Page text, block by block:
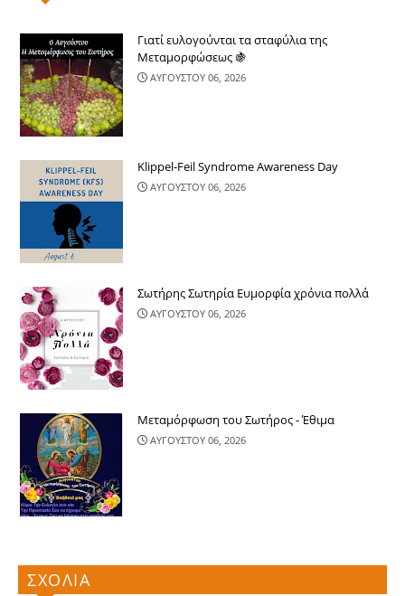
Γιατί ευλογούνται τα σταφύλια της
Μεταμορφώσεως 🍇
ΑΥΓΟΥΣΤΟΥ 06, 2026
Klippel-Feil Syndrome Awareness Day
ΑΥΓΟΥΣΤΟΥ 06, 2026
Σωτήρης Σωτηρία Ευμορφία χρόνια πολλά
ΑΥΓΟΥΣΤΟΥ 06, 2026
Μεταμόρφωση του Σωτήρος - Έθιμα
ΑΥΓΟΥΣΤΟΥ 06, 2026
ΣΧΟΛΙΑ